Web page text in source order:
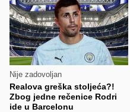
Nije zadovoljan
Realova greška stoljeća?!
Zbog jedne rečenice Rodri
ide u Barcelonu